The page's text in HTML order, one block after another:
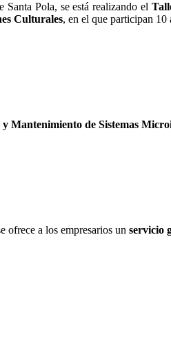
Santa Pola, se está realizando el
Culturales, en el que participan 10
Mantenimiento de Sistemas
ofrece a los empresarios un servicio